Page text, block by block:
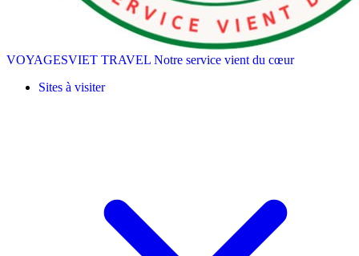
VOYAGESVIET TRAVEL Notre service vient du cœur
Sites à visiter